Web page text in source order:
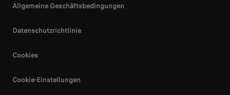
Allgemeine Geschäftsbedingungen
Datenschutzrichtlinie
Cookies
Cookie-Einstellungen